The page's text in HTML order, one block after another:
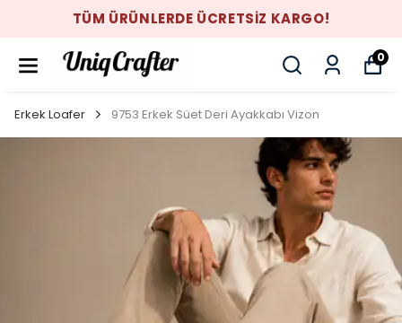
TÜM ÜRÜNLERDE ÜCRETSİZ KARGO!
0
Erkek Loafer 9753 Erkek Süet Deri Ayakkabı Vizon